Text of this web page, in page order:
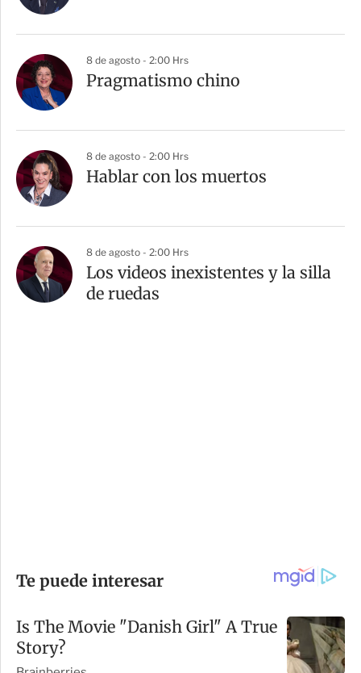
8 de agosto - 2:00 Hrs
Pragmatismo chino
8 de agosto - 2:00 Hrs
Hablar con los muertos
8 de agosto - 2:00 Hrs
Los videos inexistentes y la silla
de ruedas